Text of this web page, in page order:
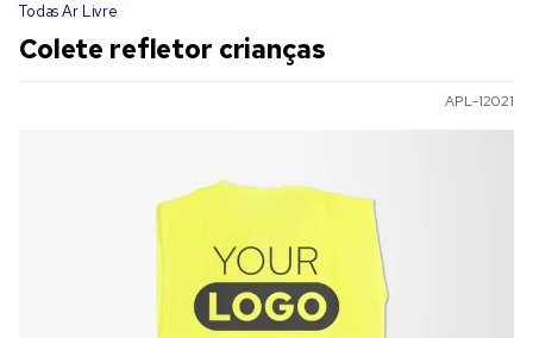
Todas Ar Livre
Colete refletor crianças
APL-12021